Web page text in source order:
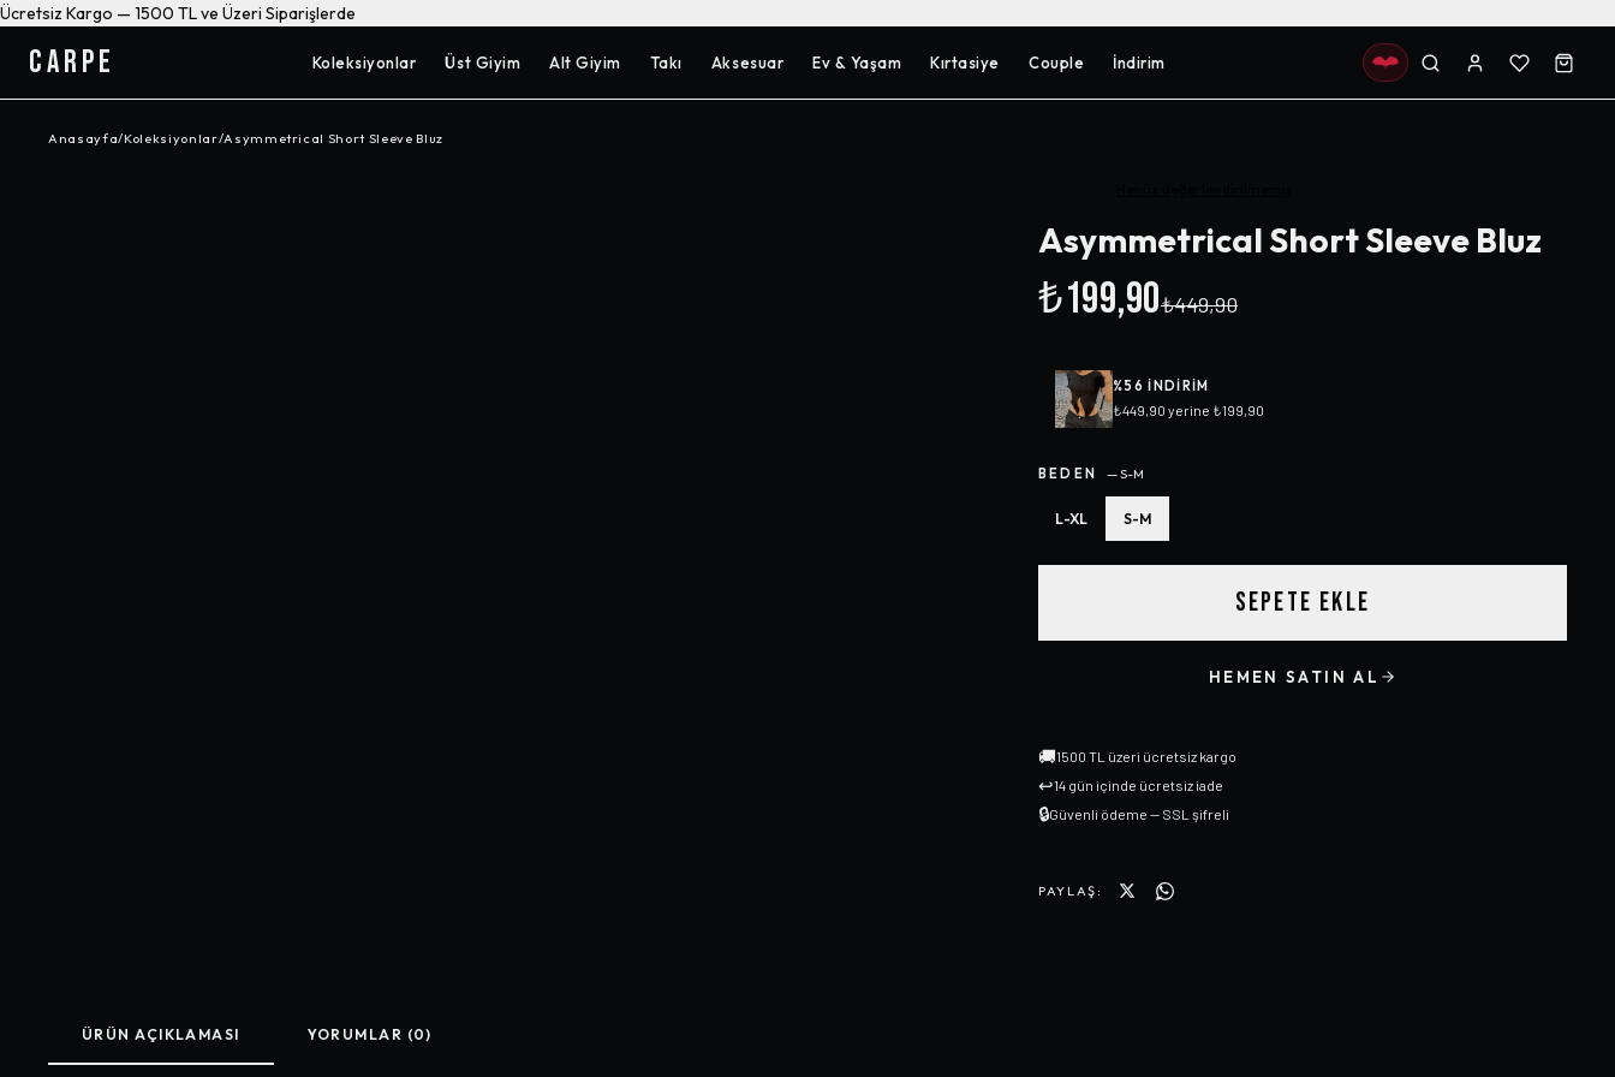
Ücretsiz Kargo — 1500 TL ve Üzeri Siparişlerde
CARPE Koleksiyonlar Üst Giyim Alt Giyim Takı Aksesuar Ev & Yaşam Kırtasiye Couple İndirim
Anasayfa/Koleksiyonlar/Asymmetrical Short Sleeve Bluz
Asymmetrical Short Sleeve Bluz
₺199,90₺449,90
%56 INDIRIM
₺449,90 yerine ₺199,90
BEDEN —S-M
L-XL S-M
SEPETE EKLE
HEMEN SATIN AL
🚚1500 TL üzeri ücretsiz kargo
↩14 gün içinde ücretsiz iade
🔒Güvenli ödeme — SSL şifreli
PAYLAŞ:
ÜRÜN AÇIKLAMASI YORUMLAR (0)